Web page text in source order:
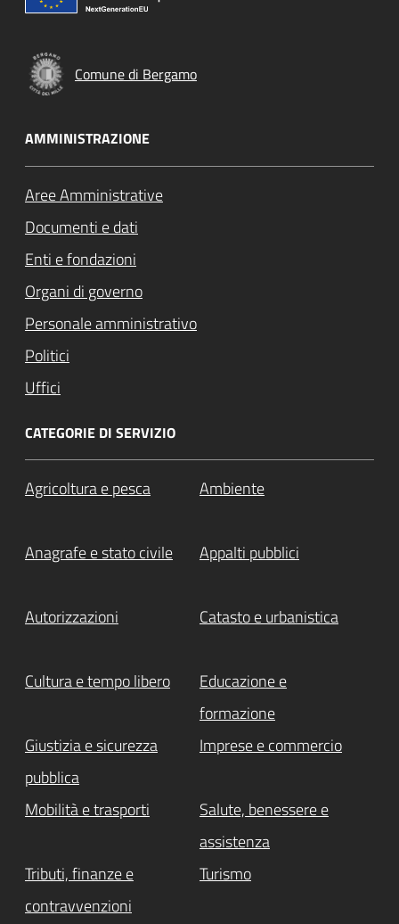
Comune di Bergamo
AMMINISTRAZIONE
Aree Amministrative
Documenti e dati
Enti e fondazioni
Organi di governo
Personale amministrativo
Politici
Uffici
CATEGORIE DI SERVIZIO
Agricoltura e pesca Ambiente
Anagrafe e stato civile Appalti pubblici
Autorizzazioni Catasto e urbanistica
Cultura e tempo libero
Educazione e
formazione
Giustizia e sicurezza
pubblica
Imprese e commercio
Mobilità e trasporti
Salute, benessere e
assistenza
Tributi, finanze e
contravvenzioni
Turismo